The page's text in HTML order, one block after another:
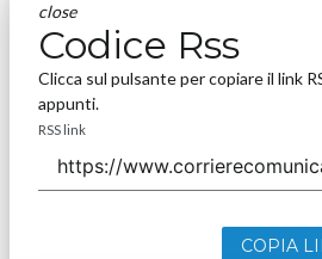
close
Codice Rss
Clicca sul pulsante per copiare il link
appunti.
RSS link
COPIA